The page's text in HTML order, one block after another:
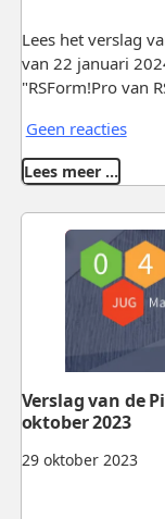
Lees het verslag
van 22 januari
"RSForm!Pro van
Geen reacties
Lees meer …
29 oktober 2023
Verslag van de
oktober 2023